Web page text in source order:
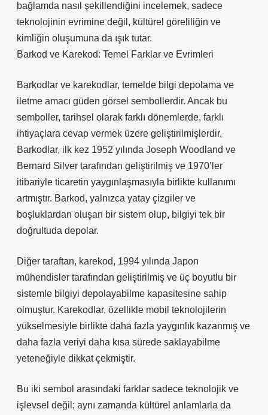
bağlamda nasıl şekillendiğini incelemek, sadece
teknolojinin evrimine değil, kültürel göreliliğin ve
kimliğin oluşumuna da ışık tutar.
Barkod ve Karekod: Temel Farklar ve Evrimleri
Barkodlar ve karekodlar, temelde bilgi depolama ve
iletme amacı güden görsel sembollerdir. Ancak bu
semboller, tarihsel olarak farklı dönemlerde, farklı
ihtiyaçlara cevap vermek üzere geliştirilmişlerdir.
Barkodlar, ilk kez 1952 yılında Joseph Woodland ve
Bernard Silver tarafından geliştirilmiş ve 1970’ler
itibariyle ticaretin yaygınlaşmasıyla birlikte kullanımı
artmıştır. Barkod, yalnızca yatay çizgiler ve
boşluklardan oluşan bir sistem olup, bilgiyi tek bir
doğrultuda depolar.
Diğer taraftan, karekod, 1994 yılında Japon
mühendisler tarafından geliştirilmiş ve üç boyutlu bir
sistemle bilgiyi depolayabilme kapasitesine sahip
olmuştur. Karekodlar, özellikle mobil teknolojilerin
yükselmesiyle birlikte daha fazla yaygınlık kazanmış ve
daha fazla veriyi daha kısa sürede saklayabilme
yeteneğiyle dikkat çekmiştir.
Bu iki sembol arasındaki farklar sadece teknolojik ve
işlevsel değil; aynı zamanda kültürel anlamlarla da